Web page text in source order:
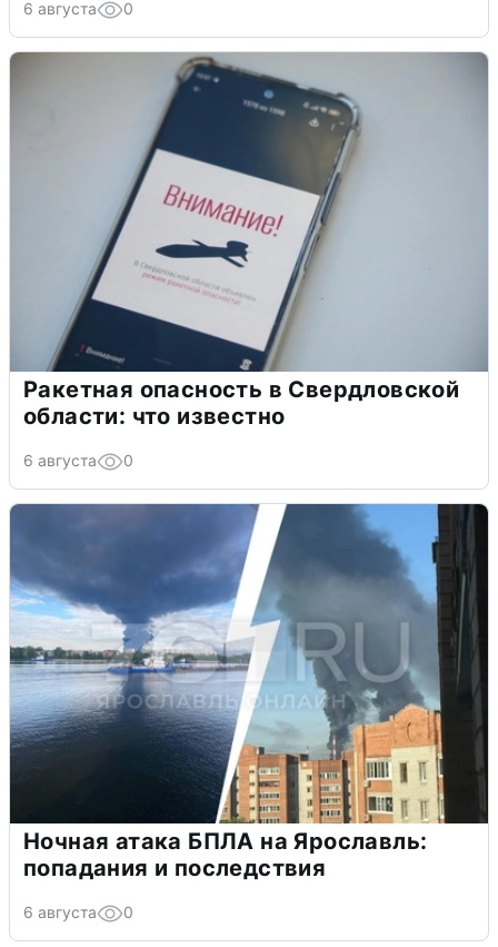
6 августа 0
Ракетная опасность в Свердловской
области: что известно
6 августа 0
Ночная атака БПЛА на Ярославль:
попадания и последствия
6 августа 0